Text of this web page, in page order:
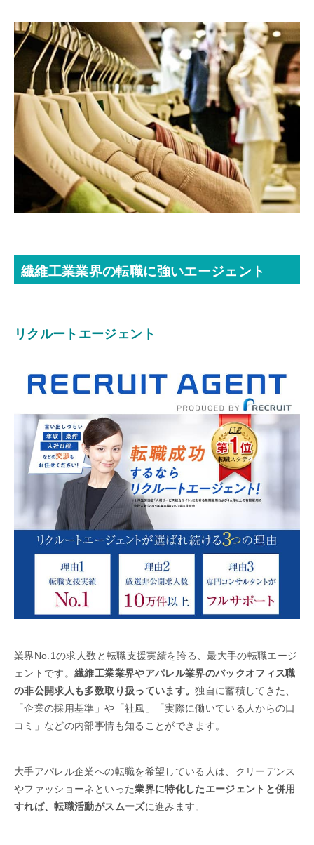
繊維工業業界の転職に強いエージェント
リクルートエージェント
業界No.1の求人数と転職支援実績を誇る、最大手の転職エージ
ェントです。繊維工業業界やアパレル業界のバックオフィス職
の非公開求人も多数取り扱っています。独自に蓄積してきた、
「企業の採用基準」や「社風」「実際に働いている人からの口
コミ」などの内部事情も知ることができます。
大手アパレル企業への転職を希望している人は、クリーデンス
やファッショーネといった業界に特化したエージェントと併用
すれば、転職活動がスムーズに進みます。